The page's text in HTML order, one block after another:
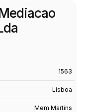
1563
Lisboa
Mem Martins